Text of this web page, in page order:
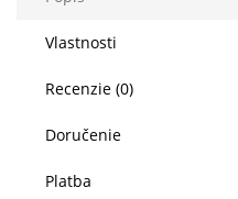
Vlastnosti
Recenzie (0)
Doručenie
Platba